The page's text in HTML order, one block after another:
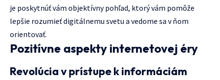
je poskytnúť vám objektívny pohľad, ktorý vám pomôže
lepšie rozumieť digitálnemu svetu a vedome sa v ňom
orientovať.
Pozitívne aspekty internetovej éry
Revolúcia v prístupe k informáciám